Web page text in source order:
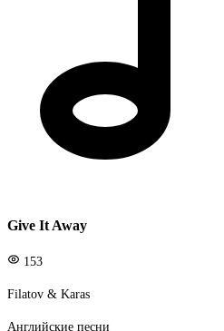
Give It Away
153
Filatov & Karas
Английские песни